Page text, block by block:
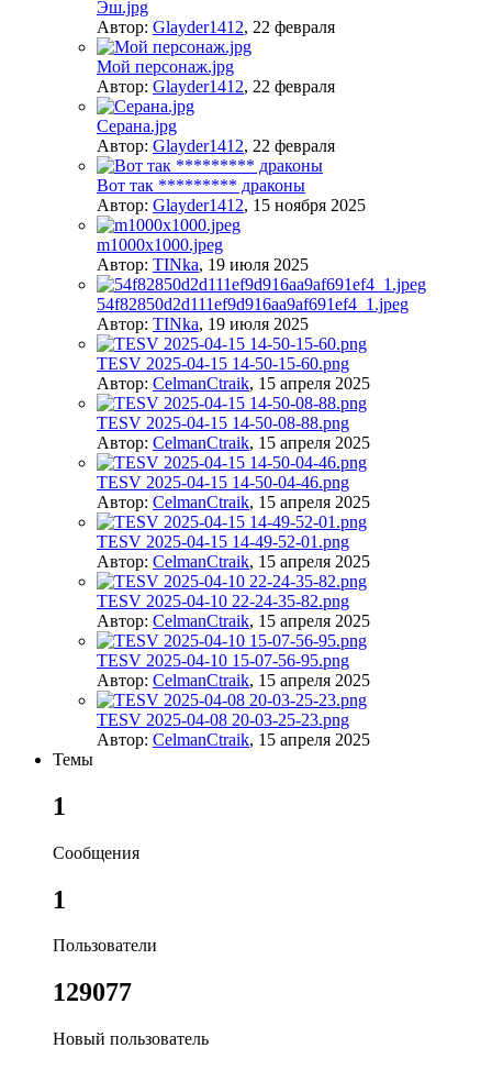
Эш.jpg
Автор: Glayder1412, 22 февраля
Мой персонаж.jpg
Автор: Glayder1412, 22 февраля
Серана.jpg
Автор: Glayder1412, 22 февраля
Вот так ********* драконы
Автор: Glayder1412, 15 ноября 2025
m1000x1000.jpeg
Автор: TINka, 19 июля 2025
54f82850d2d111ef9d916aa9af691ef4_1.jpeg
Автор: TINka, 19 июля 2025
TESV 2025-04-15 14-50-15-60.png
Автор: CelmanCtraik, 15 апреля 2025
TESV 2025-04-15 14-50-08-88.png
Автор: CelmanCtraik, 15 апреля 2025
TESV 2025-04-15 14-50-04-46.png
Автор: CelmanCtraik, 15 апреля 2025
TESV 2025-04-15 14-49-52-01.png
Автор: CelmanCtraik, 15 апреля 2025
TESV 2025-04-10 22-24-35-82.png
Автор: CelmanCtraik, 15 апреля 2025
TESV 2025-04-10 15-07-56-95.png
Автор: CelmanCtraik, 15 апреля 2025
TESV 2025-04-08 20-03-25-23.png
Автор: CelmanCtraik, 15 апреля 2025
Темы
1
Сообщения
1
Пользователи
129077
Новый пользователь